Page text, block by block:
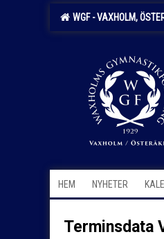
WGF - VAXHOLM,
HEM NYHETER
Terminsdata